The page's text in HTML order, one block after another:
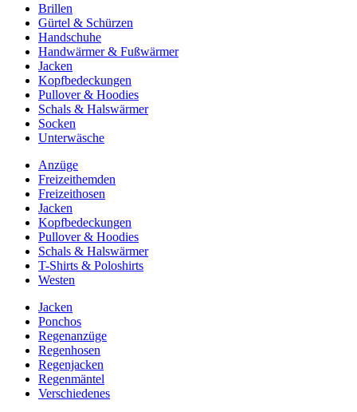
Brillen
Gürtel & Schürzen
Handschuhe
Handwärmer & Fußwärmer
Jacken
Kopfbedeckungen
Pullover & Hoodies
Schals & Halswärmer
Socken
Unterwäsche
Anzüge
Freizeithemden
Freizeithosen
Jacken
Kopfbedeckungen
Pullover & Hoodies
Schals & Halswärmer
T-Shirts & Poloshirts
Westen
Jacken
Ponchos
Regenanzüge
Regenhosen
Regenjacken
Regenmäntel
Verschiedenes